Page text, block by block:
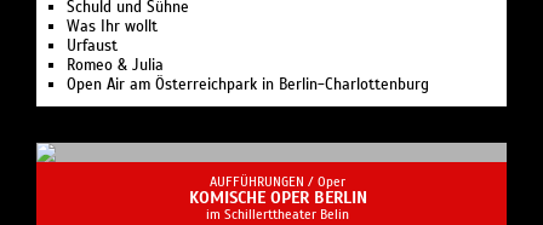
Schuld und Sühne
Was Ihr wollt
Urfaust
Romeo & Julia
Open Air am Österreichpark in Berlin-Charlottenburg
AUFFÜHRUNGEN / Oper
KOMISCHE OPER BERLIN
im Schillerttheater Belin